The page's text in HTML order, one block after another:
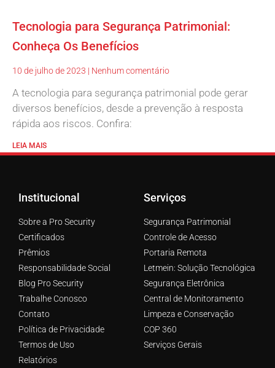
Tecnologia para Segurança Patrimonial:
Conheça Os Benefícios
10 de julho de 2023 Nenhum comentário
A tecnologia para segurança patrimonial pode gerar
diversos benefícios, desde a prevenção à resposta
rápida aos riscos. Confira:
LEIA MAIS
Institucional
Sobre a Pro Security
Certificados
Prêmios
Responsabilidade Social
Blog Pro Security
Trabalhe Conosco
Contato
Política de Privacidade
Termos de Uso
Relatórios
Serviços
Segurança Patrimonial
Controle de Acesso
Portaria Remota
Letmein: Solução Tecnológica
Segurança Eletrônica
Central de Monitoramento
Limpeza e Conservação
COP 360
Serviços Gerais